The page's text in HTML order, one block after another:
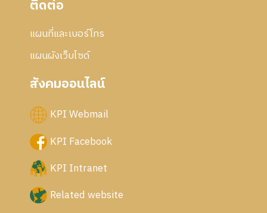
ติดต่อ
แผนที่และเบอร์โทร
แผนผังเว็บไซด์
สังคมออนไลน์
KPI Webmail
KPI Facebook
KPI Intranet
Related website